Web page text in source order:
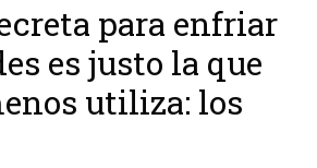
para enfriar
es justo la que
utiliza: los